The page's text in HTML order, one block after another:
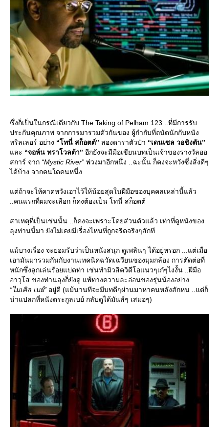
ซึ่งก็เป็นในกรณีเดียวกับ The Taking of Pelham 123 ..ที่มีการรับ
ประกันคุณภาพ จากการมารวมตัวกันของ ผู้กำกับที่ถนัดนักกับหนัง
ทริลเลอร์ อย่าง “โทนี่ สก็อตต์” สองดาราตัวป๋า “เดนเซล วอชิงตัน”
ละ “จอห์น ทราโวลต้า” อีกยังจะมีมือเขียนบทเป็นเจ้าของรางวัลออ
สการ์ จาก “Mystic River” พ่วงมาอีกหนึ่ง ..ฉะนั้น ก็คงจะหวังซึ่งสิ่งดีๆ
ได้บ้าง จากคนใดคนหนึ่ง
ต่ถ้าจะให้คาดหวังเอาไว้ให้น้อยสุดในฝืมือของบุคคลเหล่านี้แล้ว
..คนแรกที่ผมจะเลือก ก็คงต้องเป็น โทนี่ สก็อตต์
สาเหตุที่เป็นเช่นนั้น ..ก็คงจะเพราะโดยส่วนตัวแล้ว เท่าที่ดูหนังของ
ลุงท่านนี้มา ยังไม่เคยมีเรื่องไหนที่ถูกจริตจริงๆสักที
ม้บางเรื่อง จะยอมรับว่าเป็นหนังสนุก ดูเพลินๆ ได้อยู่หรอก ...แต่เมื่อ
เอามันมารวมกันกับงานเทคนิคฉวัดเฉวียนของมุมกล้อง การตัดต่อที่
หนักซึ่งลูกเล่นร้อยแปดท่า เช่นทำมิวสิควิดีโอแนวๆเก๋ๆไงงั้น ..ฝีมือ
อาวุโส ของท่านลุงก็ยังดู แพ้ทางความละอ่อนของรุ่นน้องอย่าง
“ไมเคิล เบย์” อยู่ดี (แม้นานทีจะมีบทดีๆผ่านมาหาคนหลังสักหน ..แต่ก็
น่าแปลกที่หนังตระกูลเบย์ กลับดูได้มันส์ๆ เสมอๆ)